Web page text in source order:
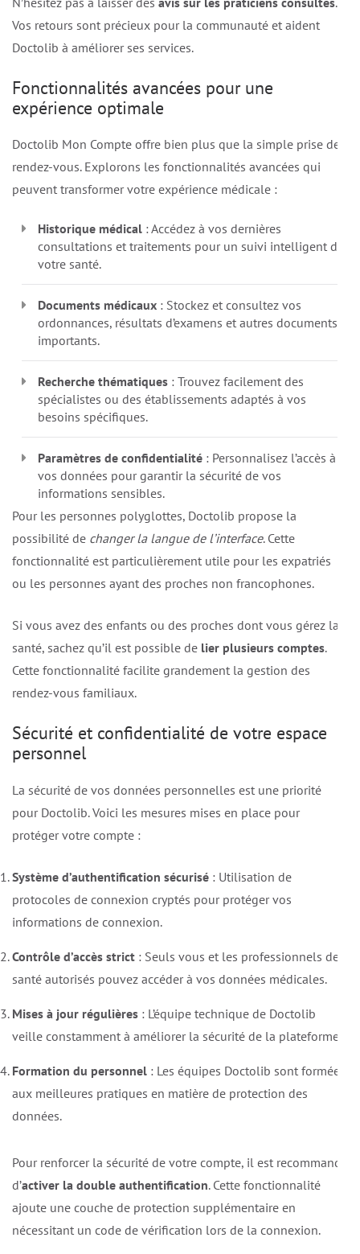
Vos retours sont précieux pour la communauté et aident
Doctolib à améliorer ses services.
Fonctionnalités avancées pour une
expérience optimale
Doctolib Mon Compte offre bien plus que la simple prise de
rendez-vous. Explorons les fonctionnalités avancées qui
peuvent transformer votre expérience médicale :
Historique médical : Accédez à vos dernières
consultations et traitements pour un suivi intelligent de
votre santé.
Documents médicaux : Stockez et consultez vos
ordonnances, résultats d’examens et autres documents
importants.
Recherche thématiques : Trouvez facilement des
spécialistes ou des établissements adaptés à vos
besoins spécifiques.
Paramètres de confidentialité : Personnalisez l’accès à
vos données pour garantir la sécurité de vos
informations sensibles.
Pour les personnes polyglottes, Doctolib propose la
possibilité de changer la langue de l’interface. Cette
fonctionnalité est particulièrement utile pour les expatriés
ou les personnes ayant des proches non francophones.
Si vous avez des enfants ou des proches dont vous gérez la
santé, sachez qu’il est possible de lier plusieurs comptes.
Cette fonctionnalité facilite grandement la gestion des
rendez-vous familiaux.
Sécurité et confidentialité de votre espace
personnel
La sécurité de vos données personnelles est une priorité
pour Doctolib. Voici les mesures mises en place pour
protéger votre compte :
Système d’authentification sécurisé : Utilisation de
protocoles de connexion cryptés pour protéger vos
informations de connexion.
Contrôle d’accès strict : Seuls vous et les professionnels de
santé autorisés pouvez accéder à vos données médicales.
Mises à jour régulières : L’équipe technique de Doctolib
veille constamment à améliorer la sécurité de la plateforme.
Formation du personnel : Les équipes Doctolib sont formées
aux meilleures pratiques en matière de protection des
données.
Pour renforcer la sécurité de votre compte, il est recommandé
d’activer la double authentification. Cette fonctionnalité
ajoute une couche de protection supplémentaire en
nécessitant un code de vérification lors de la connexion.